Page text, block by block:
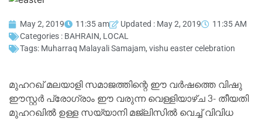
May 2, 2019 11:35 am Updated : May 2, 2019
11:35 AM
Categories : BAHRAIN, LOCAL
Tags: Muharraq Malayali Samajam, vishu easter celebration
മുഹറഖ് മലയാളി സമാജത്തിന്റെ ഈ വർഷത്തെ വിഷു
ഈസ്റ്റർ പ്രോഗ്രാം ഈ വരുന്ന വെള്ളിയാഴ്ച 3- തീയതി
മുഹറഖിൽ ഉള്ള സയ്യാനി മജ്ലിസിൽ വെച്ച് വിവിധ